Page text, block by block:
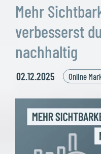
Mehr
verbesserst
nachhaltig
02.12.2025 Online